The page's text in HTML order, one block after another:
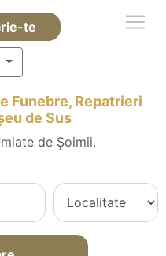
te
Funebre, Repatrieri
de Sus
de Șoimii.